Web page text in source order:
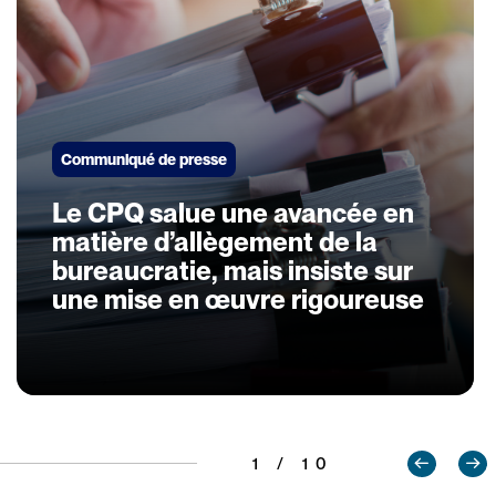
Communiqué de presse
Le CPQ salue une avancée en
matière d’allègement de la
bureaucratie, mais insiste sur
une mise en œuvre rigoureuse
1 / 10